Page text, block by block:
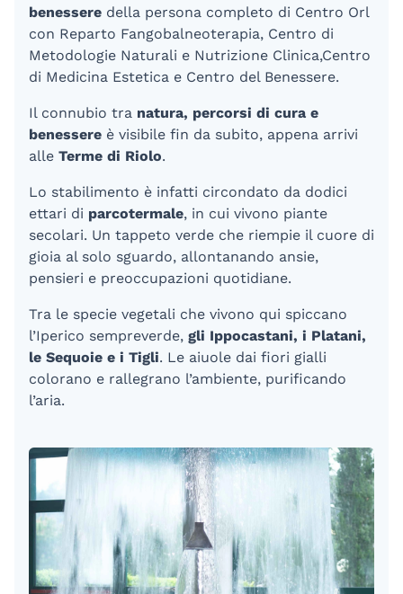
benessere della persona completo di Centro Orl
con Reparto Fangobalneoterapia, Centro di
Metodologie Naturali e Nutrizione Clinica,Centro
di Medicina Estetica e Centro del Benessere.
Il connubio tra natura, percorsi di cura e
benessere è visibile fin da subito, appena arrivi
alle Terme di Riolo.
Lo stabilimento è infatti circondato da dodici
ettari di parcotermale, in cui vivono piante
secolari. Un tappeto verde che riempie il cuore di
gioia al solo sguardo, allontanando ansie,
pensieri e preoccupazioni quotidiane.
Tra le specie vegetali che vivono qui spiccano
l’Iperico sempreverde, gli Ippocastani, i Platani,
le Sequoie e i Tigli. Le aiuole dai fiori gialli
colorano e rallegrano l’ambiente, purificando
l’aria.